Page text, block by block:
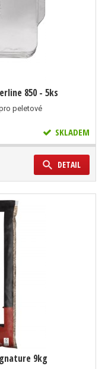
850 - 5ks
peletové
SKLADEM
DETAIL
9kg